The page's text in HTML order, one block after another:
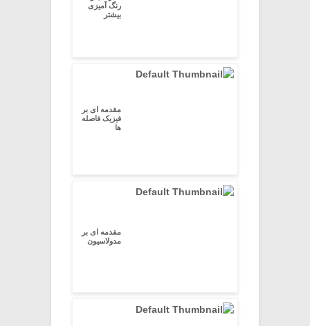
رنگ آمیزی
بیشتر
مقدمه ای بر
فیزیک فاصله
ها
مقدمه ای بر
مدولاسیون